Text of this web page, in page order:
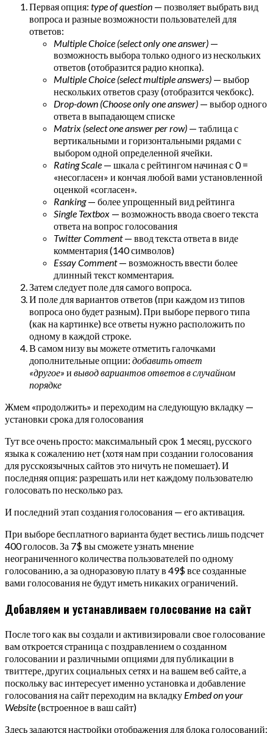
Первая опция: type of question — позволяет выбрать вид
вопроса и разные возможности пользователей для
ответов:
Multiple Choice (select only one answer) —
возможность выбора только одного из нескольких
ответов (отобразится радио кнопка).
Multiple Choice (select multiple answers) — выбор
нескольких ответов сразу (отобразится чекбокс).
Drop-down (Choose only one answer) — выбор одного
ответа в выпадающем списке
Matrix (select one answer per row) — таблица с
вертикальными и горизонтальными рядами с
выбором одной определенной ячейки.
Rating Scale — шкала с рейтингом начиная с 0 =
«несогласен» и кончая любой вами установленной
оценкой «согласен».
Ranking— более упрощенный вид рейтинга
Single Textbox — возможность ввода своего текста
ответа на вопрос голосования
Twitter Comment— ввод текста ответа в виде
комментария (140 символов)
Essay Comment— возможность ввести более
длинный текст комментария.
Затем следует поле для самого вопроса.
И поле для вариантов ответов (при каждом из типов
вопроса оно будет разным). При выборе первого типа
(как на картинке) все ответы нужно расположить по
одному в каждой строке.
В самом низу вы можете отметить галочками
дополнительные опции: добавить ответ
«другое» и вывод вариантов ответов в случайном
порядке
Жмем «продолжить» и переходим на следующую вкладку —
установки срока для голосования
Тут все очень просто: максимальный срок 1 месяц, русского
языка к сожалению нет (хотя нам при создании голосования
для русскоязычных сайтов это ничуть не помешает). И
последняя опция: разрешать или нет каждому пользователю
голосовать по несколько раз.
И последний этап создания голосования — его активация.
При выборе бесплатного варианта будет вестись лишь подсчет
400 голосов. За 7$ вы сможете узнать мнение
неограниченного количества пользователей по одному
голосованию, а за одноразовую плату в 49$ все созданные
вами голосования не будут иметь никаких ограничений.
Добавляем и устанавливаем голосование на сайт
После того как вы создали и активизировали свое голосование
вам откроется страница с поздравлением о созданном
голосовании и различными опциями для публикации в
твиттере, других социальных сетях и на вашем веб сайте, а
поскольку вас интересует именно установка и добавление
голосования на сайт переходим на вкладку Embed on your
Website(встроенное в ваш сайт)
Здесь задаются настройки отображения для блока голосований: